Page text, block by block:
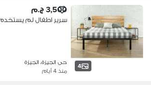
4
3,500 ج.م
سرير اطفال لم
حى الجيزة، الجيزة
منذ 4 أيام